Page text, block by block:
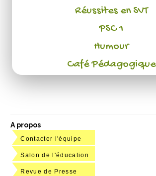
Réussites en SVT
PSC 1
Humour
Café Pédagogique
A propos
Contacter l'équipe
Salon de l'éducation
Revue de Presse